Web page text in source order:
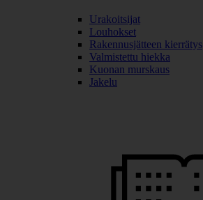
Urakoitsijat
Louhokset
Rakennusjätteen kierrätys
Valmistettu hiekka
Kuonan murskaus
Jakelu